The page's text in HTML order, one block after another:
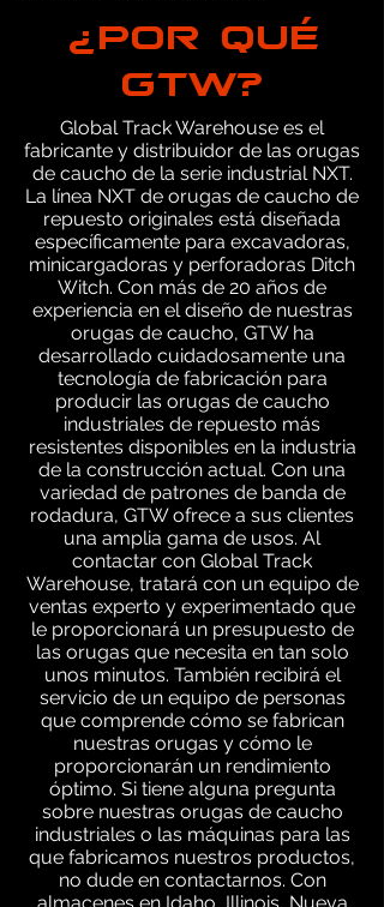
¿POR QUÉ
GTW?
Global Track Warehouse es el
fabricante y distribuidor de las orugas
de caucho de la serie industrial NXT.
La línea NXT de orugas de caucho de
repuesto originales está diseñada
específicamente para excavadoras,
minicargadoras y perforadoras Ditch
Witch. Con más de 20 años de
experiencia en el diseño de nuestras
orugas de caucho, GTW ha
desarrollado cuidadosamente una
tecnología de fabricación para
producir las orugas de caucho
industriales de repuesto más
resistentes disponibles en la industria
de la construcción actual. Con una
variedad de patrones de banda de
rodadura, GTW ofrece a sus clientes
una amplia gama de usos. Al
contactar con Global Track
Warehouse, tratará con un equipo de
ventas experto y experimentado que
le proporcionará un presupuesto de
las orugas que necesita en tan solo
unos minutos. También recibirá el
servicio de un equipo de personas
que comprende cómo se fabrican
nuestras orugas y cómo le
proporcionarán un rendimiento
óptimo. Si tiene alguna pregunta
sobre nuestras orugas de caucho
industriales o las máquinas para las
que fabricamos nuestros productos,
no dude en contactarnos. Con